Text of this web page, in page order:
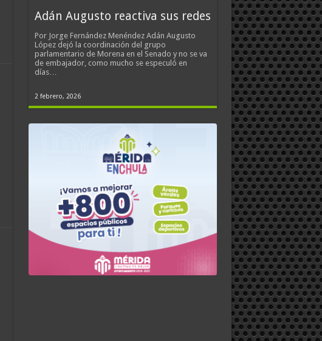
Adán Augusto reactiva sus redes
Por Jorge Fernández Menéndez Adán Augusto
López dejó la coordinación del grupo
parlamentario de Morena en el Senado y no se va
de embajador, como mucho se especuló en
días…
2 febrero, 2026